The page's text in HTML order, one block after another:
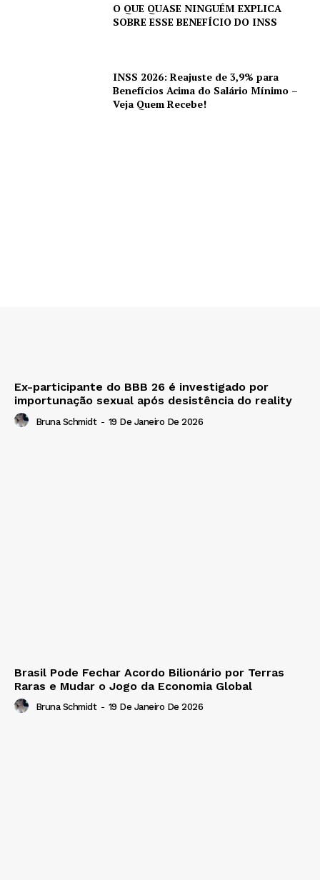
O QUE QUASE NINGUÉM EXPLICA
SOBRE ESSE BENEFÍCIO DO INSS
INSS 2026: Reajuste de 3,9% para
Benefícios Acima do Salário Mínimo –
Veja Quem Recebe!
Ex-participante do BBB 26 é investigado por
importunação sexual após desistência do reality
Bruna Schmidt - 19 De Janeiro De 2026
Brasil Pode Fechar Acordo Bilionário por Terras
Raras e Mudar o Jogo da Economia Global
Bruna Schmidt - 19 De Janeiro De 2026